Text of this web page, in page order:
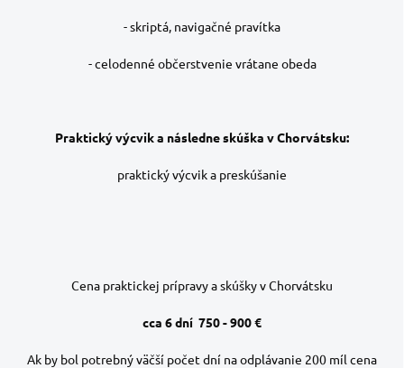
- skriptá, navigačné pravítka
- celodenné občerstvenie vrátane obeda
Praktický výcvik a následne skúška v Chorvátsku:
praktický výcvik a preskúšanie
Cena praktickej prípravy a skúšky v Chorvátsku
cca 6 dní 750 - 900 €
Ak by bol potrebný väčší počet dní na odplávanie 200 míl cena